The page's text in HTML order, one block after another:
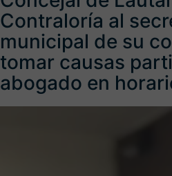
Contraloría al
municipal de su
tomar causas
abogado en